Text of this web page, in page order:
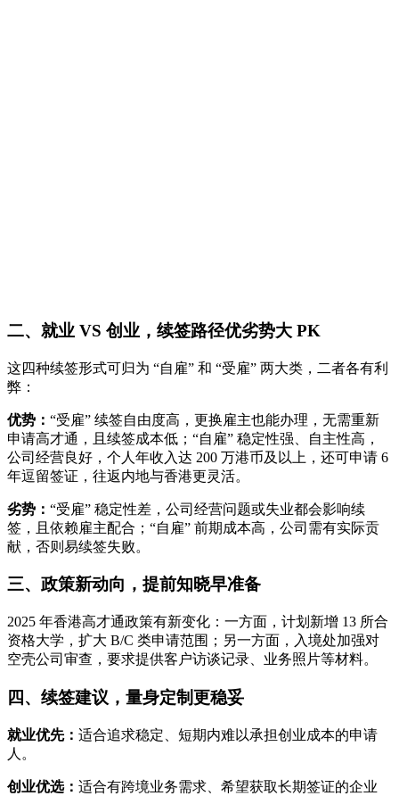
二、就业 VS 创业，续签路径优劣势大 PK
这四种续签形式可归为 “自雇” 和 “受雇” 两大类，二者各有利
弊：
优势： “受雇” 续签自由度高，更换雇主也能办理，无需重新
申请高才通，且续签成本低；“自雇” 稳定性强、自主性高，
公司经营良好，个人年收入达 200 万港币及以上，还可申请 6
年逗留签证，往返内地与香港更灵活。
劣势： “受雇” 稳定性差，公司经营问题或失业都会影响续
签，且依赖雇主配合；“自雇” 前期成本高，公司需有实际贡
献，否则易续签失败。
三、政策新动向，提前知晓早准备
2025 年香港高才通政策有新变化：一方面，计划新增 13 所合
资格大学，扩大 B/C 类申请范围；另一方面，入境处加强对
空壳公司审查，要求提供客户访谈记录、业务照片等材料。
四、续签建议，量身定制更稳妥
就业优先： 适合追求稳定、短期内难以承担创业成本的申请
人。
创业优选： 适合有跨境业务需求、希望获取长期签证的企业